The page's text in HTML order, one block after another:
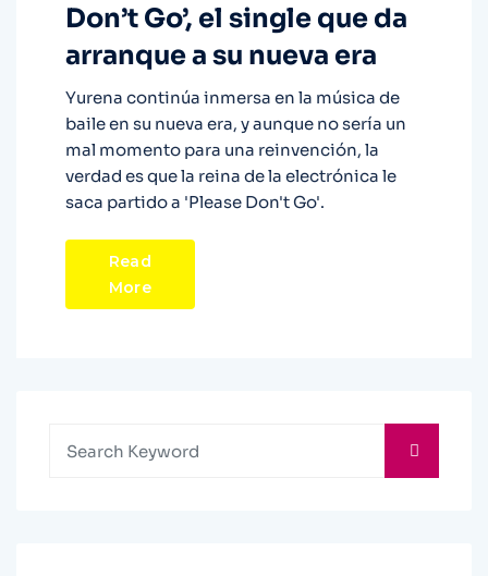
Don’t Go’, el single que da
arranque a su nueva era
Yurena continúa inmersa en la música de
baile en su nueva era, y aunque no sería un
mal momento para una reinvención, la
verdad es que la reina de la electrónica le
saca partido a 'Please Don't Go'.
Read
More